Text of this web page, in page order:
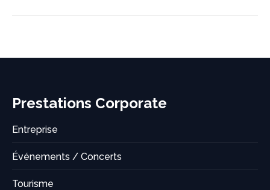
Prestations Corporate
Entreprise
Événements / Concerts
Tourisme